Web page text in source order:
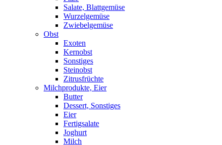
Salate, Blattgemüse
Wurzelgemüse
Zwiebelgemüse
Obst
Exoten
Kernobst
Sonstiges
Steinobst
Zitrusfrüchte
Milchprodukte, Eier
Butter
Dessert, Sonstiges
Eier
Fertigsalate
Joghurt
Milch